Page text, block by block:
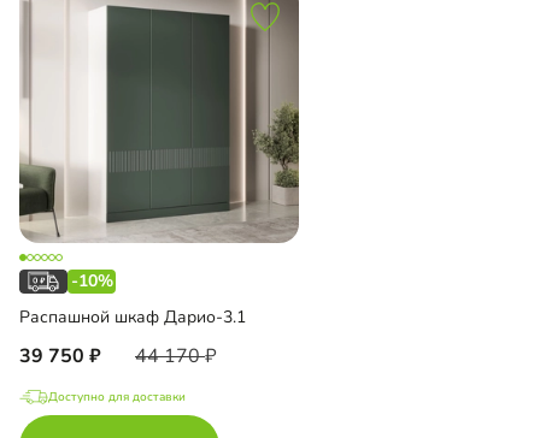
-10%
Распашной шкаф Дарио-3.1
39 750 44 170
Доступно для доставки